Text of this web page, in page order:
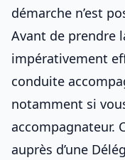
démarche n’est
Avant de prendre
impérativement
conduite
notamment si
accompagnateur.
auprès d’une